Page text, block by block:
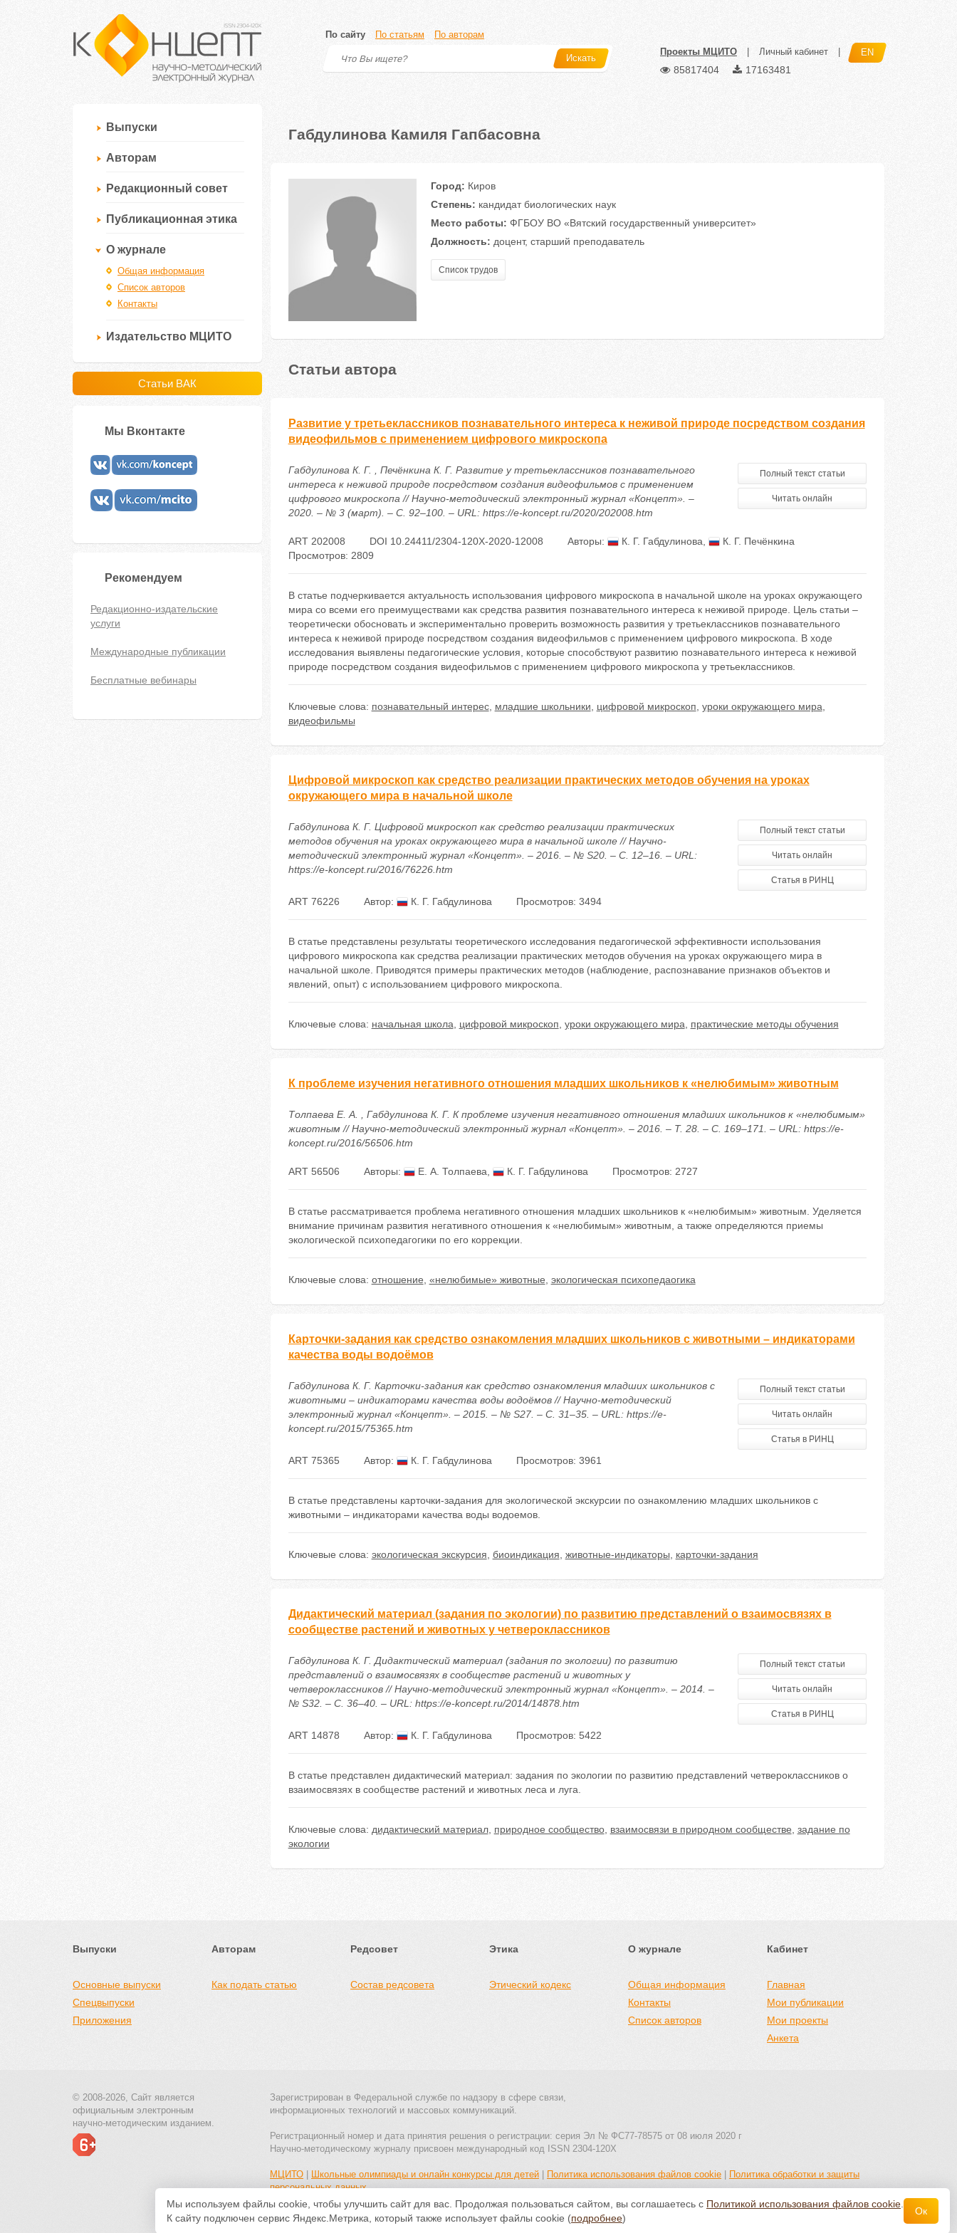
По сайту По статьям По авторам
Искать
Проекты МЦИТО Личный кабинет EN
85817404 17163481
Выпуски
Авторам
Редакционный совет
Публикационная этика
О журнале
Общая информация
Список авторов
Контакты
Издательство МЦИТО
Статьи ВАК
Мы Вконтакте
Рекомендуем
Редакционно-издательские
услуги
Международные публикации
Бесплатные вебинары
Габдулинова Камиля Гапбасовна
Город: Киров
Степень: кандидат биологических наук
Место работы: ФГБОУ ВО «Вятский государственный университет»
Должность: доцент, старший преподаватель
Список трудов
Статьи автора
Развитие у третьеклассников познавательного интереса к неживой природе посредством создания
видеофильмов с применением цифрового микроскопа
Габдулинова К. Г. , Печёнкина К. Г. Развитие у третьеклассников познавательного
интереса к неживой природе посредством создания видеофильмов с применением
цифрового микроскопа // Научно-методический электронный журнал «Концепт». –
2020. – № 3 (март). – С. 92–100. – URL: https://e-koncept.ru/2020/202008.htm
Полный текст статьи
Читать онлайн
ART 202008 DOI 10.24411/2304-120X-2020-12008 Авторы: К. Г. Габдулинова
К. Г. Печёнкина
Просмотров: 2809
В статье подчеркивается актуальность использования цифрового микроскопа в начальной школе на уроках окружающего
мира со всеми его преимуществами как средства развития познавательного интереса к неживой природе. Цель статьи –
теоретически обосновать и экспериментально проверить возможность развития у третьеклассников познавательного
интереса к неживой природе посредством создания видеофильмов с применением цифрового микроскопа. В ходе
исследования выявлены педагогические условия, которые способствуют развитию познавательного интереса к неживой
природе посредством создания видеофильмов с применением цифрового микроскопа у третьеклассников.
Ключевые слова: познавательный интерес, младшие школьники цифровой микроскоп уроки окружающего мира
видеофильмы
Цифровой микроскоп как средство реализации практических методов обучения на уроках
окружающего мира в начальной школе
Габдулинова К. Г. Цифровой микроскоп как средство реализации практических
методов обучения на уроках окружающего мира в начальной школе // Научно-
методический электронный журнал «Концепт». – 2016. – № S20. – С. 12–16. – URL:
https://e-koncept.ru/2016/76226.htm
Полный текст статьи
Читать онлайн
Статья в РИНЦ
ART 76226 Автор: К. Г. Габдулинова Просмотров: 3494
В статье представлены результаты теоретического исследования педагогической эффективности использования
цифрового микроскопа как средства реализации практических методов обучения на уроках окружающего мира в
начальной школе. Приводятся примеры практических методов (наблюдение, распознавание признаков объектов и
явлений, опыт) с использованием цифрового микроскопа.
Ключевые слова: начальная школа цифровой микроскоп уроки окружающего мира практические методы обучения
К проблеме изучения негативного отношения младших школьников к «нелюбимым» животным
Толпаева Е. А. , Габдулинова К. Г. К проблеме изучения негативного отношения младших школьников к «нелюбимым»
животным // Научно-методический электронный журнал «Концепт». – 2016. – Т. 28. – С. 169–171. – URL: https://e-
koncept.ru/2016/56506.htm
ART 56506 Авторы: Е. А. Толпаева К. Г. Габдулинова Просмотров: 2727
В статье рассматривается проблема негативного отношения младших школьников к «нелюбимым» животным. Уделяется
внимание причинам развития негативного отношения к «нелюбимым» животным, а также определяются приемы
экологической психопедагогики по его коррекции.
Ключевые слова: отношение «нелюбимые» животные экологическая психопедаогика
Карточки-задания как средство ознакомления младших школьников с животными – индикаторами
качества воды водоёмов
Габдулинова К. Г. Карточки-задания как средство ознакомления младших школьников с
животными – индикаторами качества воды водоёмов // Научно-методический
электронный журнал «Концепт». – 2015. – № S27. – С. 31–35. – URL: https://e-
koncept.ru/2015/75365.htm
Полный текст статьи
Читать онлайн
Статья в РИНЦ
ART 75365 Автор: К. Г. Габдулинова Просмотров: 3961
В статье представлены карточки-задания для экологической экскурсии по ознакомлению младших школьников с
животными – индикаторами качества воды водоемов.
Ключевые слова: экологическая экскурсия биоиндикация животные-индикаторы карточки-задания
Дидактический материал (задания по экологии) по развитию представлений о взаимосвязях в
сообществе растений и животных у четвероклассников
Габдулинова К. Г. Дидактический материал (задания по экологии) по развитию
представлений о взаимосвязях в сообществе растений и животных у
четвероклассников // Научно-методический электронный журнал «Концепт». – 2014. –
№ S32. – С. 36–40. – URL: https://e-koncept.ru/2014/14878.htm
Полный текст статьи
Читать онлайн
Статья в РИНЦ
ART 14878 Автор: К. Г. Габдулинова Просмотров: 5422
В статье представлен дидактический материал: задания по экологии по развитию представлений четвероклассников о
взаимосвязях в сообществе растений и животных леса и луга.
Ключевые слова: дидактический материал, природное сообщество, взаимосвязи в природном сообществе задание по
экологии
Выпуски
Основные выпуски
Спецвыпуски
Приложения
Авторам
Как подать статью
Редсовет
Состав редсовета
Этика
Этический кодекс
О журнале
Общая информация
Контакты
Список авторов
Кабинет
Главная
Мои публикации
Мои проекты
Анкета
© 2008-2026, Сайт является
официальным электронным
научно-методическим изданием.
Зарегистрирован в Федеральной службе по надзору в сфере связи,
информационных технологий и массовых коммуникаций.
Регистрационный номер и дата принятия решения о регистрации: серия Эл № ФС77-78575 от 08 июля 2020 г
Научно-методическому журналу присвоен международный код ISSN 2304-120X
МЦИТО Школьные олимпиады и онлайн конкурсы для детей Политика использования файлов cookie
Политика обработки и защиты
персональных данных
Все материалы доступны по лицензии Creative Commons С указанием авторства 4.0 Всемирная
Мы используем файлы cookie, чтобы улучшить сайт для вас. Продолжая пользоваться сайтом, вы соглашаетесь с Политикой использования файлов cookie
К сайту подключен сервис Яндекс.Метрика, который также использует файлы cookie (подробнее)
Ок